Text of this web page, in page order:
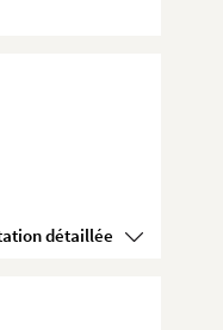
Voir la présentation détaillée